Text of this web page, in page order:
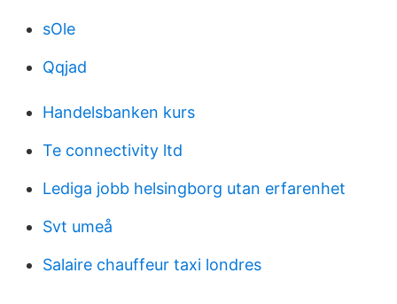
sOle
Qqjad
Handelsbanken kurs
Te connectivity ltd
Lediga jobb helsingborg utan erfarenhet
Svt umeå
Salaire chauffeur taxi londres